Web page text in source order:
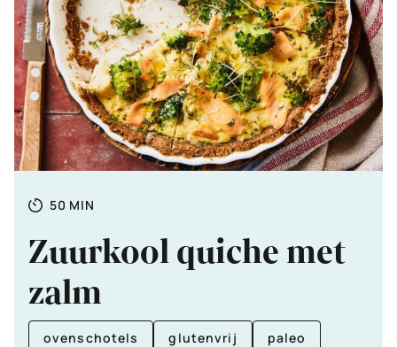
Totale
50 MINUTEN
MIN
Zuurkool quiche met
zalm
ovenschotels glutenvrij paleo